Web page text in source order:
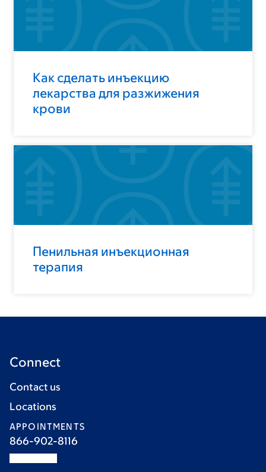
Как сделать инъекцию
лекарства для разжижения
крови
Пенильная инъекционная
терапия
Connect
Contact us
Locations
APPOINTMENTS
866-902-8116